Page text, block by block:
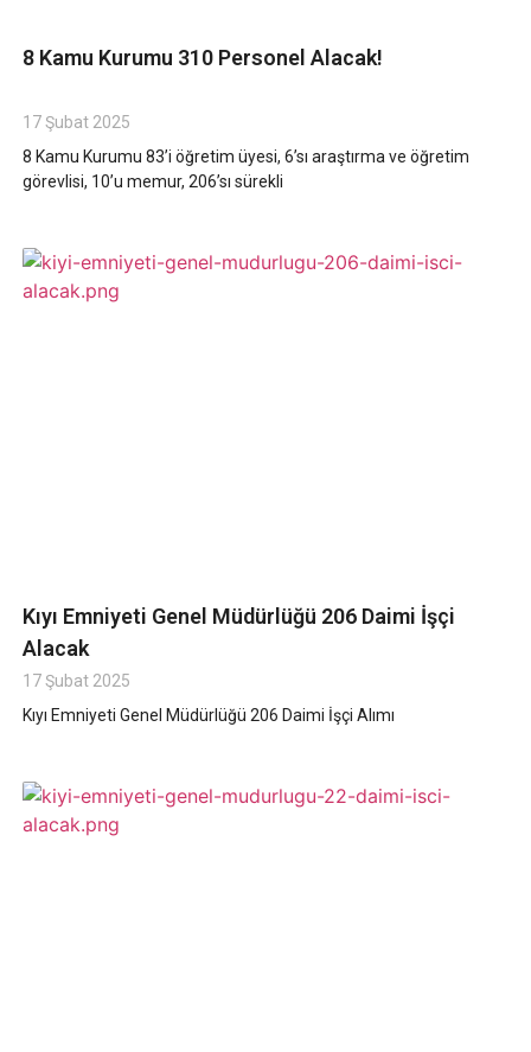
8 Kamu Kurumu 310 Personel Alacak!
17 Şubat 2025
8 Kamu Kurumu 83’i öğretim üyesi, 6’sı araştırma ve öğretim
görevlisi, 10’u memur, 206’sı sürekli
Kıyı Emniyeti Genel Müdürlüğü 206 Daimi İşçi
Alacak
17 Şubat 2025
Kıyı Emniyeti Genel Müdürlüğü 206 Daimi İşçi Alımı